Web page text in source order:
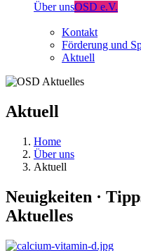
Über unsOSD e.V.
Kontakt
Förderung und
Aktuell
Aktuell
Home
Über uns
Aktuell
Neuigkeiten ·
Aktuelles